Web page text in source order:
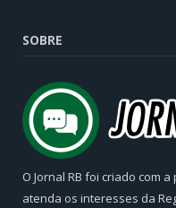
SOBRE
O Jornal RB foi criado com
atenda os interesses da